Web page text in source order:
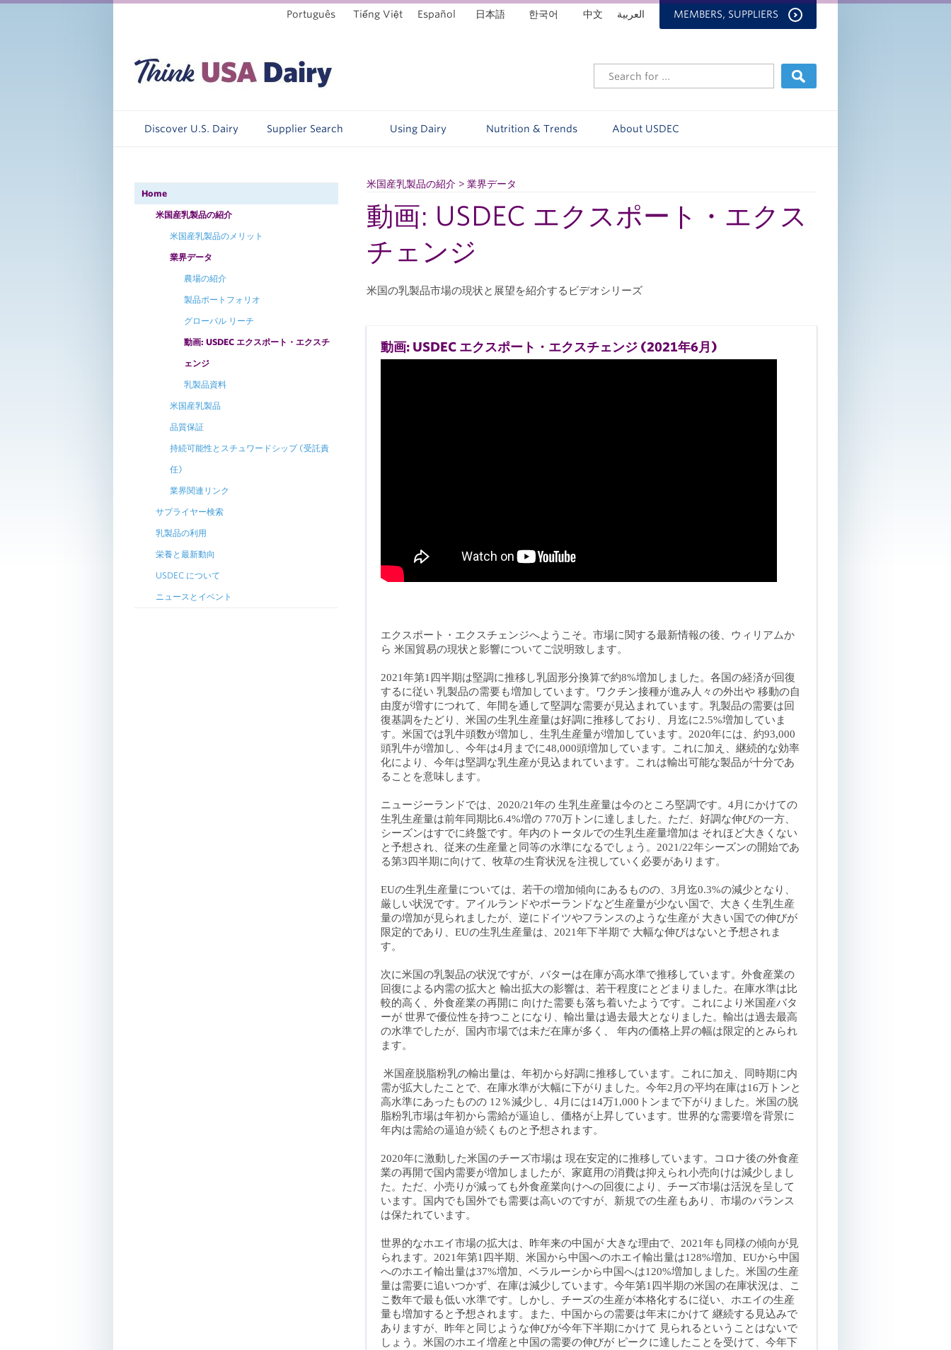
MEMBERS, SUPPLIERS العربية Tiếng Việt 한국어 中文
Español
Português 日本語
Discover U.S. Dairy Supplier Search Using Dairy Nutrition & Trends About USDEC
Home
米国産乳製品の紹介
米国産乳製品のメリット
業界データ
農場の紹介
製品ポートフォリオ
グローバル リーチ
動画: USDEC エクスポート・エクスチ
ェンジ
乳製品資料
米国産乳製品
品質保証
持続可能性とスチュワードシップ (受託責
任)
業界関連リンク
サプライヤー検索
乳製品の利用
栄養と最新動向
USDEC について
ニュースとイベント
米国産乳製品の紹介 > 業界データ
動画: USDEC エクスポート・エクス
チェンジ
米国の乳製品市場の現状と展望を紹介するビデオシリーズ
動画: USDEC エクスポート・エクスチェンジ (2021年6月)
エクスポート・エクスチェンジへようこそ。市場に関する最新情報の後、ウィリアムか
ら 米国貿易の現状と影響についてご説明致します。
2021年第1四半期は堅調に推移し乳固形分換算で約8%増加しました。各国の経済が回復
するに従い 乳製品の需要も増加しています。ワクチン接種が進み人々の外出や 移動の自
由度が増すにつれて、年間を通して堅調な需要が見込まれています。乳製品の需要は回
復基調をたどり、米国の生乳生産量は好調に推移しており、月迄に2.5%増加していま
す。米国では乳牛頭数が増加し、生乳生産量が増加しています。2020年には、約93,000
頭乳牛が増加し、今年は4月までに48,000頭増加しています。これに加え、継続的な効率
化により、今年は堅調な乳生産が見込まれています。これは輸出可能な製品が十分であ
ることを意味します。
ニュージーランドでは、2020/21年の 生乳生産量は今のところ堅調です。4月にかけての
生乳生産量は前年同期比6.4%増の 770万トンに達しました。ただ、好調な伸びの一方、
シーズンはすでに終盤です。年内のトータルでの生乳生産量増加は それほど大きくない
と予想され、従来の生産量と同等の水準になるでしょう。2021/22年シーズンの開始であ
る第3四半期に向けて、牧草の生育状況を注視していく必要があります。
EUの生乳生産量については、若干の増加傾向にあるものの、3月迄0.3%の減少となり、
厳しい状況です。アイルランドやポーランドなど生産量が少ない国で、大きく生乳生産
量の増加が見られましたが、逆にドイツやフランスのような生産が 大きい国での伸びが
限定的であり、EUの生乳生産量は、2021年下半期で 大幅な伸びはないと予想されま
す。
次に米国の乳製品の状況ですが、バターは在庫が高水準で推移しています。外食産業の
回復による内需の拡大と 輸出拡大の影響は、若干程度にとどまりました。在庫水準は比
較的高く、外食産業の再開に 向けた需要も落ち着いたようです。これにより米国産バタ
ーが 世界で優位性を持つことになり、輸出量は過去最大となりました。輸出は過去最高
の水準でしたが、国内市場では未だ在庫が多く、 年内の価格上昇の幅は限定的とみられ
ます。
米国産脱脂粉乳の輸出量は、年初から好調に推移しています。これに加え、同時期に内
需が拡大したことで、在庫水準が大幅に下がりました。今年2月の平均在庫は16万トンと
高水準にあったものの 12％減少し、4月には14万1,000トンまで下がりました。米国の脱
脂粉乳市場は年初から需給が逼迫し、価格が上昇しています。世界的な需要増を背景に
年内は需給の逼迫が続くものと予想されます。
2020年に激動した米国のチーズ市場は 現在安定的に推移しています。コロナ後の外食産
業の再開で国内需要が増加しましたが、家庭用の消費は抑えられ小売向けは減少しまし
た。ただ、小売りが減っても外食産業向けへの回復により、チーズ市場は活況を呈して
います。国内でも国外でも需要は高いのですが、新規での生産もあり、市場のバランス
は保たれています。
世界的なホエイ市場の拡大は、昨年来の中国が 大きな理由で、2021年も同様の傾向が見
られます。2021年第1四半期、米国から中国へのホエイ輸出量は128%増加、EUから中国
へのホエイ輸出量は37%増加、ベラルーシから中国へは120%増加しました。米国の生産
量は需要に追いつかず、在庫は減少しています。今年第1四半期の米国の在庫状況は、こ
こ数年で最も低い水準です。しかし、チーズの生産が本格化するに従い、ホエイの生産
量も増加すると予想されます。また、中国からの需要は年末にかけて 継続する見込みで
ありますが、昨年と同じような伸びが今年下半期にかけて 見られるということはないで
しょう。米国のホエイ増産と中国の需要の伸びが ピークに達したことを受けて、今年下